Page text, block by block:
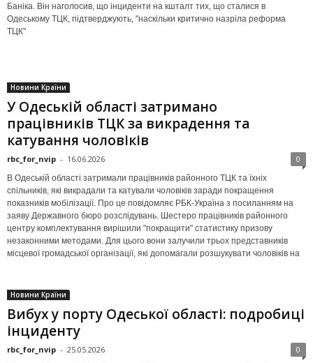
Баніка. Він наголосив, що інциденти на кшталт тих, що сталися в
Одеському ТЦК, підтверджують, "наскільки критично назріла реформа
ТЦК"
Новини Країни
У Одеській області затримано
працівників ТЦК за викрадення та
катування чоловіків
rbc_for_nvip - 16.06.2026 0
В Одеській області затримали працівників районного ТЦК та їхніх
спільників, які викрадали та катували чоловіків заради покращення
показників мобілізації. Про це повідомляє РБК-Україна з посиланням на
заяву Державного бюро розслідувань. Шестеро працівників районного
центру комплектування вирішили "покращити" статистику призову
незаконними методами. Для цього вони залучили трьох представників
місцевої громадської організації, які допомагали розшукувати чоловіків на
Новини Країни
Вибух у порту Одеської області: подробиці
інциденту
rbc_for_nvip - 25.05.2026 0